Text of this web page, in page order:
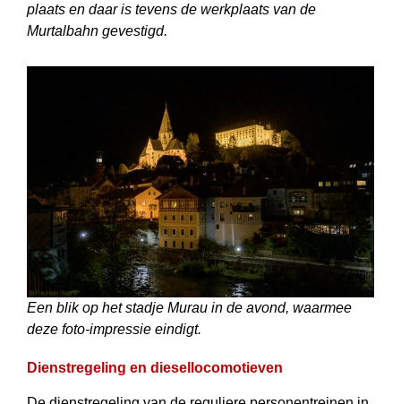
plaats en daar is tevens de werkplaats van de
Murtalbahn gevestigd.
Een blik op het stadje Murau in de avond, waarmee
deze foto-impressie eindigt.
Dienstregeling en diesellocomotieven